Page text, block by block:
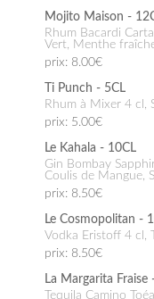
Mojito Maison -
Rhum Bacardi Carta Oro 4 cl, sucre de canne, Citron
Vert, Menthe
prix: 8.00€
Ti Punch - 5CL
Rhum à Mixer 4
prix: 5.00€
Le Kahala - 10CL
Gin Bombay Sapphire 4 cl, rhum Bacardi Carta Oro 2 cl,
Coulis de Mangue,
prix: 8.50€
Le Cosmopolitan -
Vodka Eristoff 4 cl,
prix: 8.50€
La Margarita Fraise